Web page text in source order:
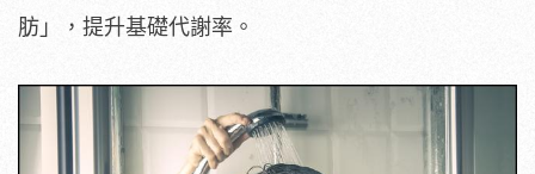
肪」，提升基礎代謝率。